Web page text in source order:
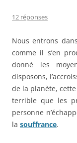
12 réponses
Nous entrons
comme il s’en
donné les
disposons,
de la planète,
terrible que les
personne
la souffrance.